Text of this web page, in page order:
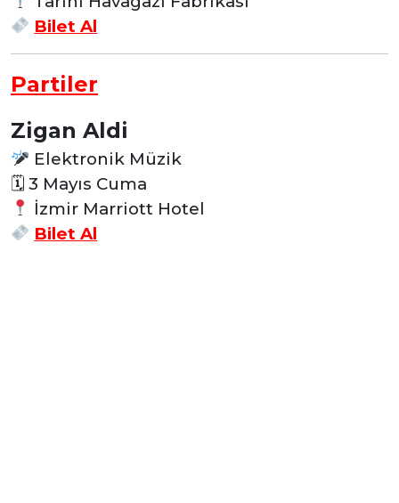
Bilet Al
Partiler
Zigan Aldi
Elektronik Müzik
🗓 3 Mayıs Cuma
İzmir Marriott Hotel
Bilet Al